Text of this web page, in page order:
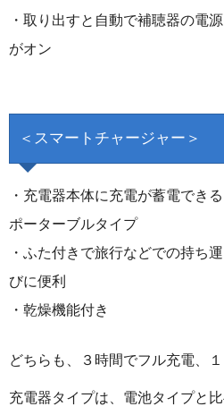
・取り出すと自動で補聴器の電源
がオン
＜スマートチャージャー＞
・充電器本体に充電が蓄電できる
ポーターブルタイプ
・ふた付きで旅行などでの持ち運
びに便利
・乾燥機能付き
どちらも、３時間でフル充電、
充電器タイプは、電池タイプと